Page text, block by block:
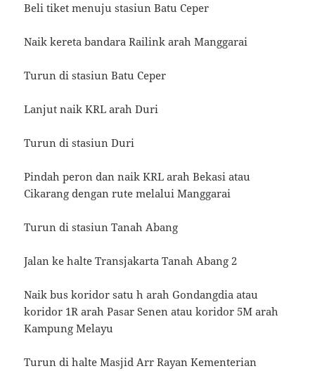
Beli tiket menuju stasiun Batu Ceper
Naik kereta bandara Railink arah Manggarai
Turun di stasiun Batu Ceper
Lanjut naik KRL arah Duri
Turun di stasiun Duri
Pindah peron dan naik KRL arah Bekasi atau
Cikarang dengan rute melalui Manggarai
Turun di stasiun Tanah Abang
Jalan ke halte Transjakarta Tanah Abang 2
Naik bus koridor satu h arah Gondangdia atau
koridor 1R arah Pasar Senen atau koridor 5M arah
Kampung Melayu
Turun di halte Masjid Arr Rayan Kementerian